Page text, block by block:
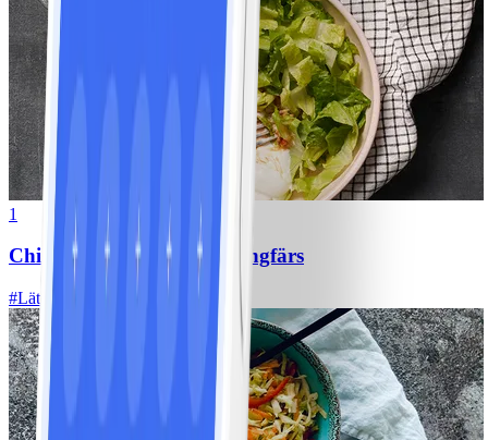
1
Chili con carne med kycklingfärs
#Lätt